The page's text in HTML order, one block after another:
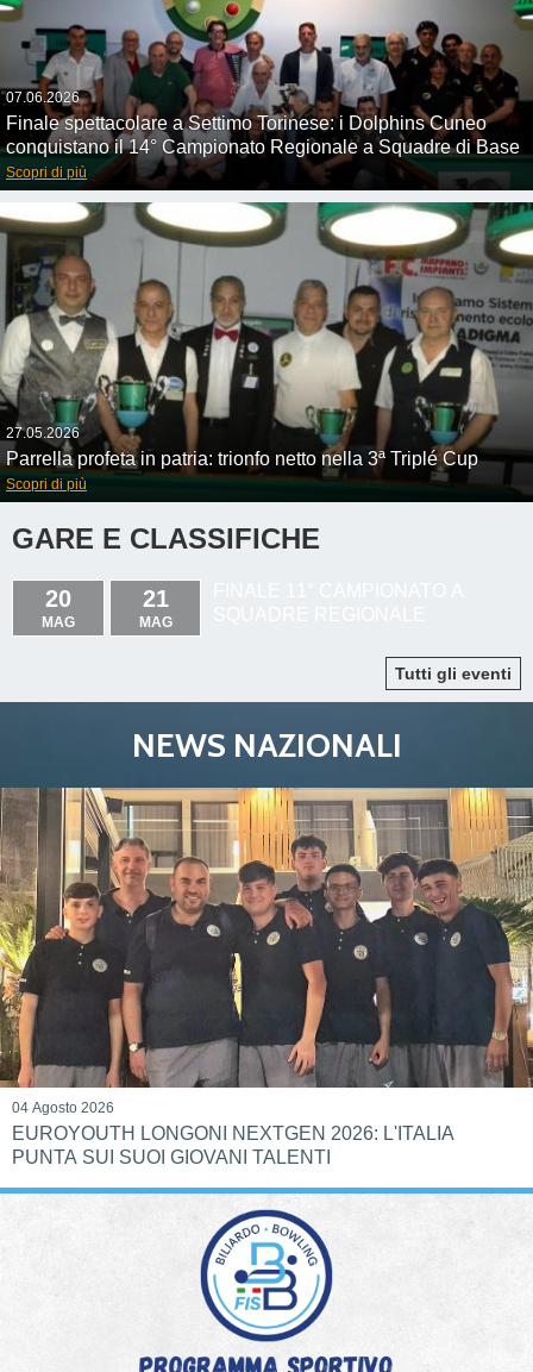
07.06.2026
Finale spettacolare a Settimo Torinese: i Dolphins Cuneo
conquistano il 14° Campionato Regionale a Squadre di Base
Scopri di più
27.05.2026
Parrella profeta in patria: trionfo netto nella 3ª Triplé Cup
Scopri di più
GARE E CLASSIFICHE
20
MAG
21
MAG
Tutti gli eventi
NEWS NAZIONALI
04 Agosto 2026
EUROYOUTH LONGONI NEXTGEN 2026: L'ITALIA
PUNTA SUI SUOI GIOVANI TALENTI